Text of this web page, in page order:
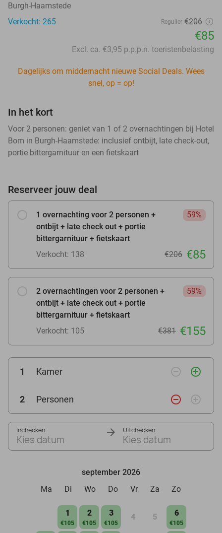
Burgh-Haamstede
Verkocht: 265
Regulier €206
€85
Excl. ca. €3,95 p.p.p.n. toeristenbelasting
Dagelijks om middernacht nieuwe Social Deals. Wees
snel, op = op!
In het kort
Voor 2 personen: geniet van 1 of 2 overnachtingen bij Hotel
Bom in Burgh-Haamstede: inclusief ontbijt, late check-out,
portie bittergarnituur en een fietskaart
Reserveer jouw deal
1 overnachting voor 2 personen +
ontbijt + late check out + portie
bittergarnituur + fietskaart
59%
Verkocht: 138 €206 €85
2 overnachtingen voor 2 personen +
ontbijt + late check out + portie
bittergarnituur + fietskaart
59%
Verkocht: 105 €381 €155
1 Kamer remove_circle_outline add_circle_outline
2 Personen remove_circle_outline add_circle_outline
Inchecken
Kies datum
Uitchecken
Kies datum
september 2026
Ma
Di Wo Do Vr Za Zo
1
€105
2
€105
3
€105
4 5 6
€105